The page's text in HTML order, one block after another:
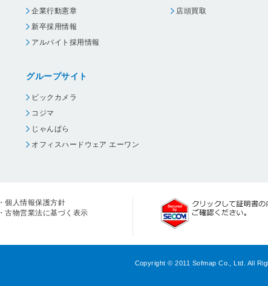
企業行動憲章
新卒採用情報
アルバイト採用情報
グループサイト
ビックカメラ
コジマ
じゃんぱら
オフィスハードウェア エーワン
店頭買取
・個人情報保護方針
・古物営業法に基づく表示
Copyright © 2011 Sofmap Co., Ltd. All